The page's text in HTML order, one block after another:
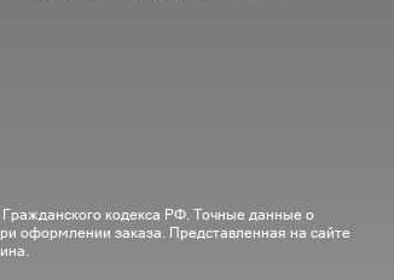
кодекса РФ. Точные данные о
оформлении заказа. Представленная на сайте